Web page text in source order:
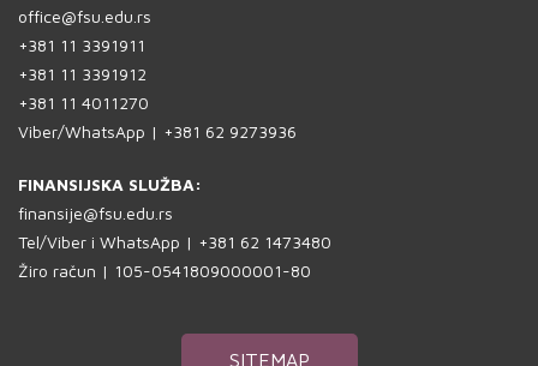
office@fsu.edu.rs
+381 11 3391911
+381 11 3391912
+381 11 4011270
Viber/WhatsApp | +381 62 9273936
FINANSIJSKA SLUŽBA:
finansije@fsu.edu.rs
Tel/Viber i WhatsApp | +381 62 1473480
Žiro račun | 105-0541809000001-80
SITEMAP